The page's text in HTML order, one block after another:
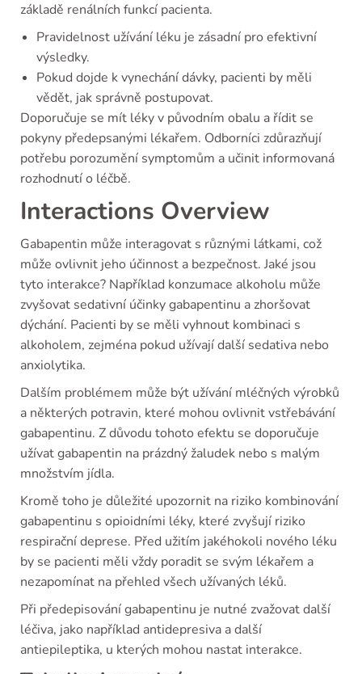
základě renálních funkcí pacienta.
Pravidelnost užívání léku je zásadní pro efektivní
výsledky.
Pokud dojde k vynechání dávky, pacienti by měli
vědět, jak správně postupovat.
Doporučuje se mít léky v původním obalu a řídit se
pokyny předepsanými lékařem. Odborníci zdůrazňují
potřebu porozumění symptomům a učinit informovaná
rozhodnutí o léčbě.
Interactions Overview
Gabapentin může interagovat s různými látkami, což
může ovlivnit jeho účinnost a bezpečnost. Jaké jsou
tyto interakce? Například konzumace alkoholu může
zvyšovat sedativní účinky gabapentinu a zhoršovat
dýchání. Pacienti by se měli vyhnout kombinaci s
alkoholem, zejména pokud užívají další sedativa nebo
anxiolytika.
Dalším problémem může být užívání mléčných výrobků
a některých potravin, které mohou ovlivnit vstřebávání
gabapentinu. Z důvodu tohoto efektu se doporučuje
užívat gabapentin na prázdný žaludek nebo s malým
množstvím jídla.
Kromě toho je důležité upozornit na riziko kombinování
gabapentinu s opioidními léky, které zvyšují riziko
respirační deprese. Před užitím jakéhokoli nového léku
by se pacienti měli vždy poradit se svým lékařem a
nezapomínat na přehled všech užívaných léků.
Při předepisování gabapentinu je nutné zvažovat další
léčiva, jako například antidepresiva a další
antiepileptika, u kterých mohou nastat interakce.